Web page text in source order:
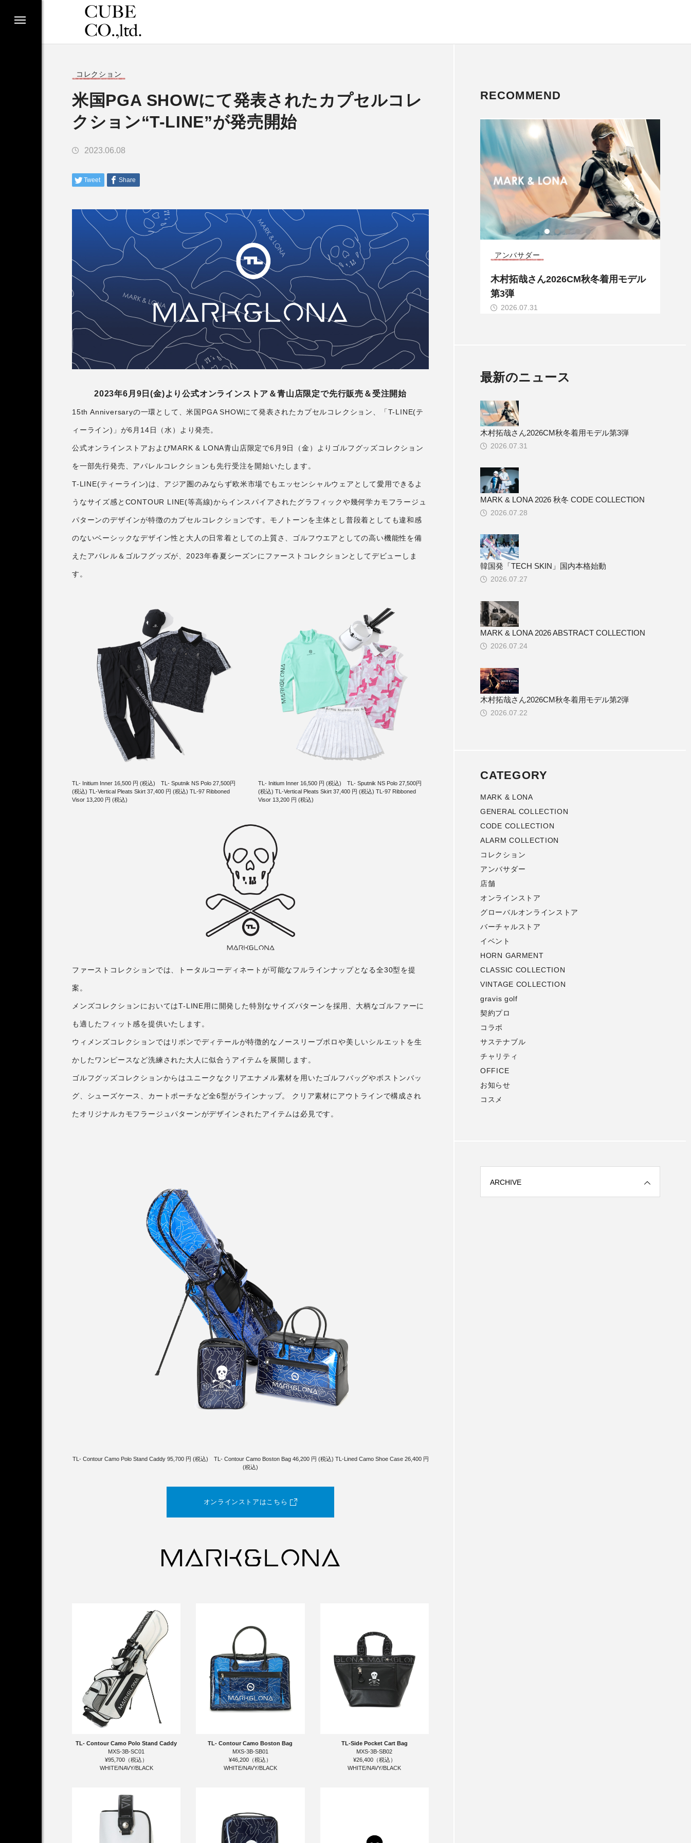
RECOMMEND
2026.07.15
アンバサダー
木村拓哉さん2026CM秋冬着用モデル
第1弾
2026.07.31
アンバサダー
木村拓哉さん2026CM秋冬着用モデル
2026.07.28
CODE COLLECTION
MARK & LONA 2026 秋冬 CODE CO
LLECTION
最新のニュース
2026.07.31
木村拓哉さん2026CM秋冬着用モデル第3弾
2026.07.28
MARK & LONA 2026 秋冬 CODE COLLECTION
2026.07.27
韓国発「TECH SKIN」国内本格始動
2026.07.24
MARK & LONA 2026 ABSTRACT COLLECTION
2026.07.22
木村拓哉さん2026CM秋冬着用モデル第2弾
CATEGORY
MARK & LONA
GENERAL COLLECTION
CODE COLLECTION
ALARM COLLECTION
コレクション
アンバサダー
店舗
オンラインストア
グローバルオンラインストア
バーチャルストア
イベント
HORN GARMENT
CLASSIC COLLECTION
VINTAGE COLLECTION
gravis golf
契約プロ
コラボ
サステナブル
チャリティ
OFFICE
お知らせ
コスメ
ARCHIVE
コレクション
米国PGA SHOWにて発表されたカプセルコレ
クション“T-LINE”が発売開始
2023.06.08
2023年6月9日(金)より公式オンラインストア＆青山店限定で先行販売＆受注開始
15th Anniversaryの一環として、米国PGA SHOWにて発表されたカプセルコレクション、「T-LINE(テ
ィーライン)」が6月14日（水）より発売。
公式オンラインストアおよびMARK & LONA青山店限定で6月9日（金）よりゴルフグッズコレクション
を一部先行発売、アパレルコレクションも先行受注を開始いたします。
T-LINE(ティーライン)は、アジア圏のみならず欧米市場でもエッセンシャルウェアとして愛用できるよ
うなサイズ感とCONTOUR LINE(等高線)からインスパイアされたグラフィックや幾何学カモフラージュ
パターンのデザインが特徴のカプセルコレクションです。モノトーンを主体とし普段着としても違和感
のないベーシックなデザイン性と大人の日常着としての上質さ、ゴルフウエアとしての高い機能性を備
えたアパレル＆ゴルフグッズが、2023年春夏シーズンにファーストコレクションとしてデビューしま
す。
TL- Initium Inner 16,500 円 (税込) TL- Sputnik NS Polo 27,500円
(税込) TL-Vertical Pleats Skirt 37,400 円 (税込) TL-97 Ribboned
Visor 13,200 円 (税込)
TL- Initium Inner 16,500 円 (税込) TL- Sputnik NS Polo 27,500円
(税込) TL-Vertical Pleats Skirt 37,400 円 (税込) TL-97 Ribboned
Visor 13,200 円 (税込)
ファーストコレクションでは、トータルコーディネートが可能なフルラインナップとなる全30型を提
案。
メンズコレクションにおいてはT-LINE用に開発した特別なサイズパターンを採用、大柄なゴルファーに
も適したフィット感を提供いたします。
ウィメンズコレクションではリボンでディテールが特徴的なノースリーブポロや美しいシルエットを生
かしたワンピースなど洗練された大人に似合うアイテムを展開します。
ゴルフグッズコレクションからはユニークなクリアエナメル素材を用いたゴルフバッグやボストンバッ
グ、シューズケース、カートポーチなど全6型がラインナップ。 クリア素材にアウトラインで構成され
たオリジナルカモフラージュパターンがデザインされたアイテムは必見です。
TL- Contour Camo Polo Stand Caddy 95,700 円 (税込) TL- Contour Camo Boston Bag 46,200 円 (税込) TL-Lined Camo Shoe Case 26,400 円
(税込)
オンラインストアはこちら
TL- Contour Camo Polo Stand Caddy
MXS-3B-SC01
¥95,700（税込）
WHITE/NAVY/BLACK
TL- Contour Camo Boston Bag
MXS-3B-SB01
¥46,200（税込）
WHITE/NAVY/BLACK
TL-Side Pocket Cart Bag
MXS-3B-SB02
¥26,400（税込）
WHITE/NAVY/BLACK